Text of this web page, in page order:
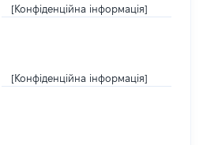
[Конфіденційна інформація]
[Конфіденційна інформація]